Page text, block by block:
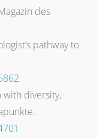
des
pathway to
with diversity,